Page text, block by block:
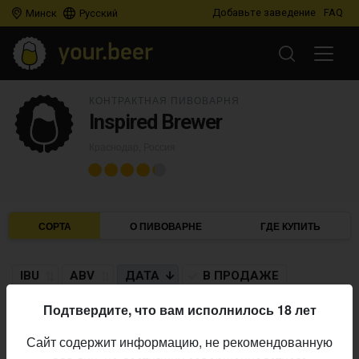
Минск Русский Добавьте заведение FAQ
Inspired Brewer
СОРТА О ПИВОВАРНЕ ГДЕ КУПИТЬ
IBU ABV ДАТА В ПРОДАЖЕ
Red Jam
Подтвердите, что вам исполнилось 18 лет
Сайт содержит информацию, не рекомендованную